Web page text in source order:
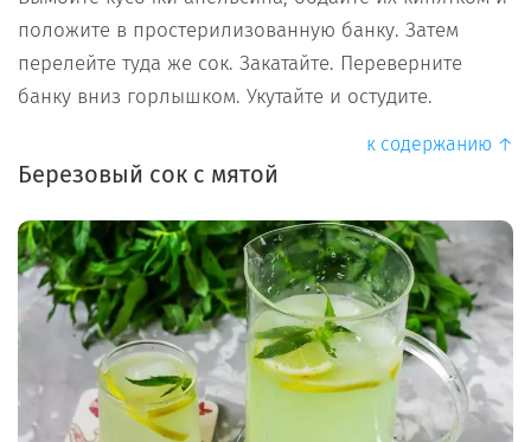
положите в простерилизованную банку. Затем
перелейте туда же сок. Закатайте. Переверните
банку вниз горлышком. Укутайте и остудите.
к содержанию ↑
Березовый сок с мятой